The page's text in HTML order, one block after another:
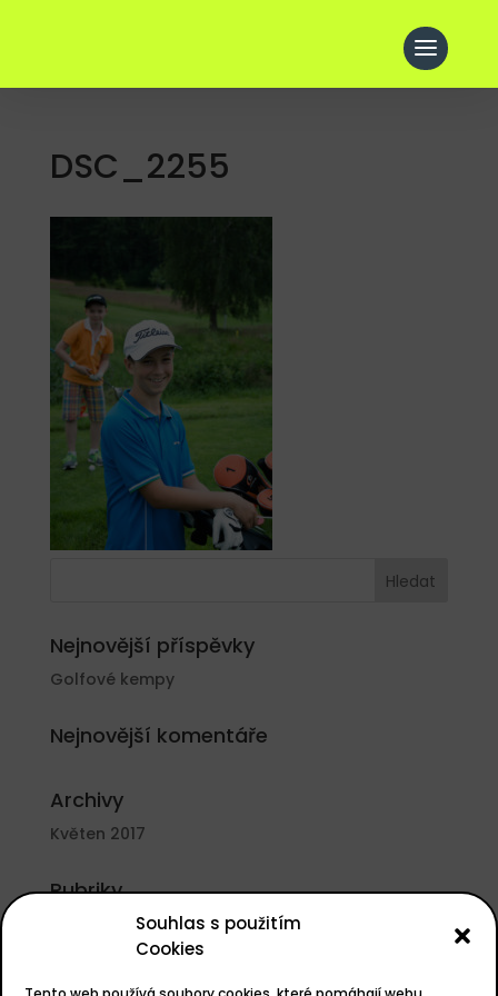
Souhlas s použitím
Cookies
DSC_2255
Nejnovější příspěvky
Golfové kempy
Nejnovější komentáře
Archivy
Květen 2017
Rubriky
Nezařazené
Základní informace